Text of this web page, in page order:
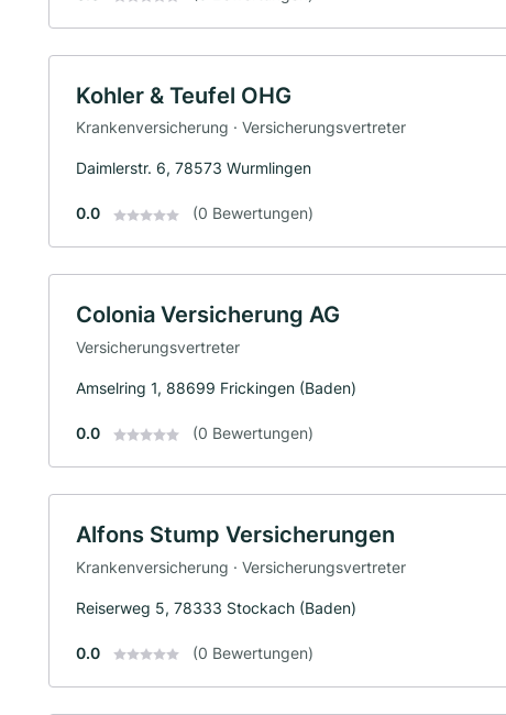
Kohler & Teufel OHG
Krankenversicherung · Versicherungsvertreter
Daimlerstr. 6, 78573 Wurmlingen
0.0 (0 Bewertungen)
Colonia Versicherung AG
Versicherungsvertreter
Amselring 1, 88699 Frickingen (Baden)
0.0 (0 Bewertungen)
Alfons Stump Versicherungen
Krankenversicherung · Versicherungsvertreter
Reiserweg 5, 78333 Stockach (Baden)
0.0 (0 Bewertungen)